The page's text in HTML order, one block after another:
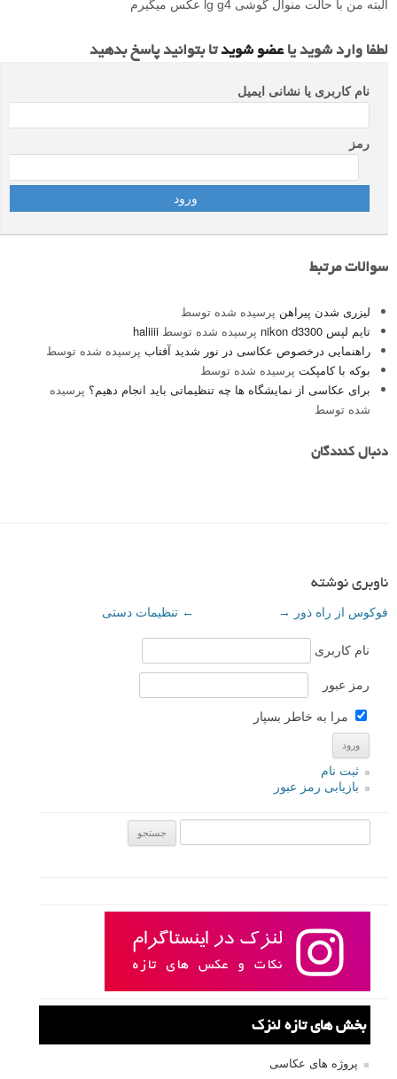
البته من با حالت منوآل گوشی lg g4 عکس میگیرم
لطفا وارد شوید یاعضو شویدتا بتوانید پاسخ بدهید
نام کاربری یا نشانی ایمیل
رمز
سوالات مرتبط
لیزری شدن پیراهن پرسیده شده توسط
تایم لپس nikon d3300
پرسیده شده توسط haliiii
راهنمایی درخصوص عکاسی در نور شدید آفتاب پرسیده شده توسط
بوکه با کامپکت پرسیده شده توسط
برای عکاسی از نمایشگاه ها چه تنظیماتی باید انجام دهیم؟ پرسیده
شده توسط
دنبال کنندگان
ناوبری نوشته
← تنظیمات دستی فوکوس از راه ذور →
نام کاربری
رمز عبور
مرا به خاطر بسپار
ثبت نام
بازیابی رمز عبور
بخش های تازه لنزک
پروژه های عکاسی